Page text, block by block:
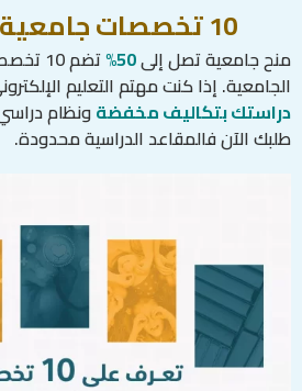
10 تخصصات جامعية منح جزئية
منح جامعية تصل إلى50%
تضم
الجامعية. إذا كنت مهتم التعليم
دراستك بتكاليف مخفضةونظام
طلبك الآن فالمقاعد الدراسية محدودة.